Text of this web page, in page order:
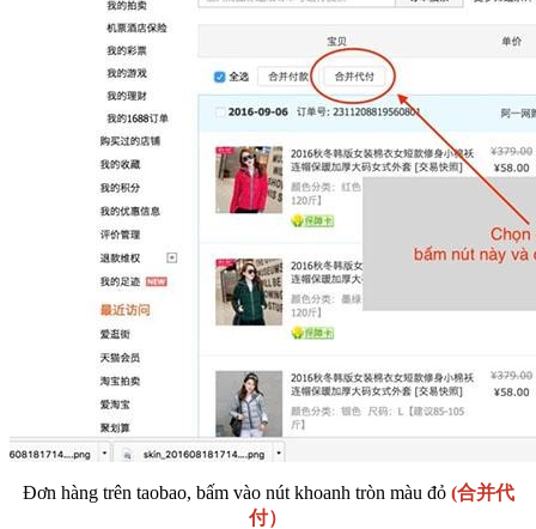
Đơn hàng trên taobao, bấm vào nút khoanh tròn màu đỏ (合并代
付）